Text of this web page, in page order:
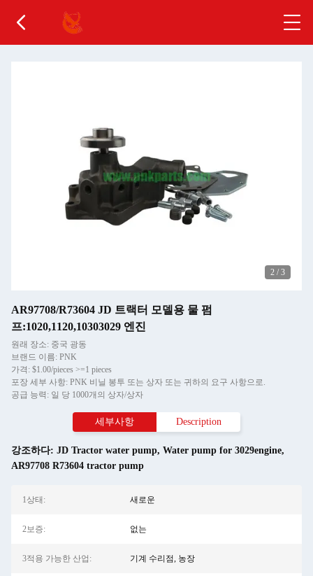
2 / 3
AR97708/R73604 JD 트랙터 모델용 물 펌
프:1020,1120,10303029 엔진
원래 장소: 중국 광동
브랜드 이름: PNK
가격: $1.00/pieces >=1 pieces
포장 세부 사항: PNK 비닐 봉투 또는 상자 또는 귀하의 요구 사항으로.
공급 능력: 일 당 1000개의 상자/상자
세부사항 Description
강조하다: JD Tractor water pump, Water pump for 3029engine,
AR97708 R73604 tractor pump
1상태: 새로운
2보증: 없는
3적용 가능한 산업: 기계 수리점, 농장